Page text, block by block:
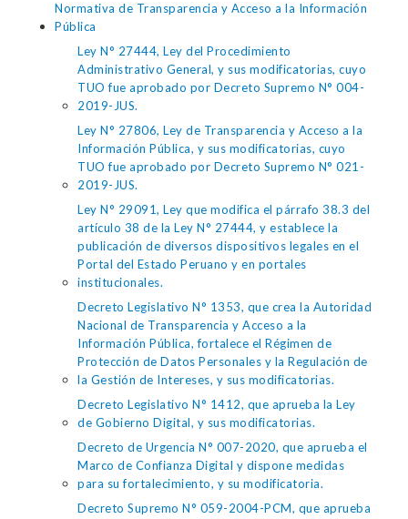
Normativa de Transparencia y Acceso a la Información
Pública
Ley N° 27444, Ley del Procedimiento
Administrativo General, y sus modificatorias, cuyo
TUO fue aprobado por Decreto Supremo N° 004-
2019-JUS.
Ley N° 27806, Ley de Transparencia y Acceso a la
Información Pública, y sus modificatorias, cuyo
TUO fue aprobado por Decreto Supremo N° 021-
2019-JUS.
Ley N° 29091, Ley que modifica el párrafo 38.3 del
artículo 38 de la Ley N° 27444, y establece la
publicación de diversos dispositivos legales en el
Portal del Estado Peruano y en portales
institucionales.
Decreto Legislativo N° 1353, que crea la Autoridad
Nacional de Transparencia y Acceso a la
Información Pública, fortalece el Régimen de
Protección de Datos Personales y la Regulación de
la Gestión de Intereses, y sus modificatorias.
Decreto Legislativo N° 1412, que aprueba la Ley
de Gobierno Digital, y sus modificatorias.
Decreto de Urgencia N° 007-2020, que aprueba el
Marco de Confianza Digital y dispone medidas
para su fortalecimiento, y su modificatoria.
Decreto Supremo N° 059-2004-PCM, que aprueba